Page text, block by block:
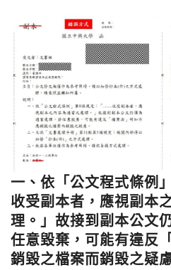
一、依「公文程式條
收受副本者，應視副本
理。」故接到副本公文
任意毀棄，可能有違反
銷毀之檔案而銷毀之疑